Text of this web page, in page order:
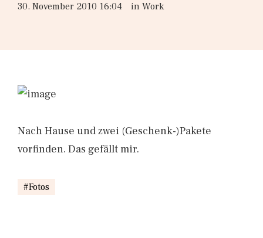
30. November 2010 16:04 in Work
Nach Hause und zwei (Geschenk-)Pakete
vorfinden. Das gefällt mir.
Fotos